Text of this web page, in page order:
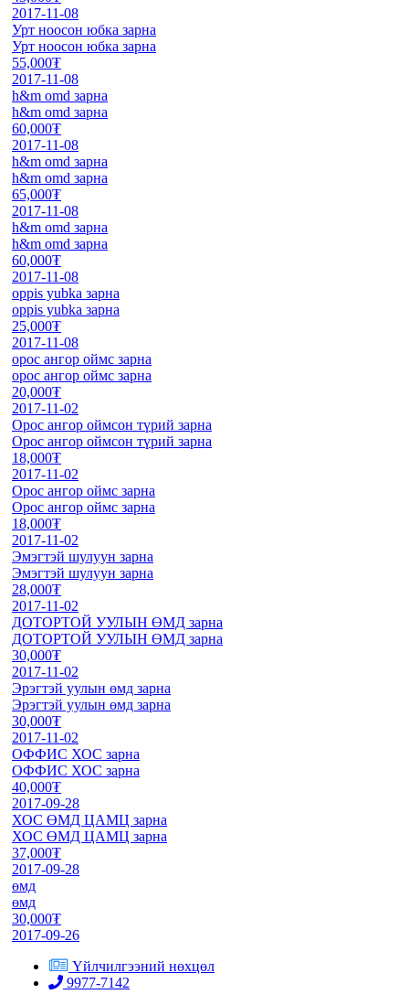
2017-11-08
Урт ноосон юбка зарна
Урт ноосон юбка зарна
55,000₮
2017-11-08
h&m omd зарна
h&m omd зарна
60,000₮
2017-11-08
h&m omd зарна
h&m omd зарна
65,000₮
2017-11-08
h&m omd зарна
h&m omd зарна
60,000₮
2017-11-08
oppis yubka зарна
oppis yubka зарна
25,000₮
2017-11-08
орос ангор оймс зарна
орос ангор оймс зарна
20,000₮
2017-11-02
Орос ангор оймсон түрий зарна
Орос ангор оймсон түрий зарна
18,000₮
2017-11-02
Орос ангор оймс зарна
Орос ангор оймс зарна
18,000₮
2017-11-02
Эмэгтэй шулуун зарна
Эмэгтэй шулуун зарна
28,000₮
2017-11-02
ДОТОРТОЙ УУЛЫН ӨМД зарна
ДОТОРТОЙ УУЛЫН ӨМД зарна
30,000₮
2017-11-02
Эрэгтэй уулын өмд зарна
Эрэгтэй уулын өмд зарна
30,000₮
2017-11-02
ОФФИС ХОС зарна
ОФФИС ХОС зарна
40,000₮
2017-09-28
ХОС ӨМД ЦАМЦ зарна
ХОС ӨМД ЦАМЦ зарна
37,000₮
2017-09-28
өмд
өмд
30,000₮
2017-09-26
Үйлчилгээний нөхцөл
9977-7142